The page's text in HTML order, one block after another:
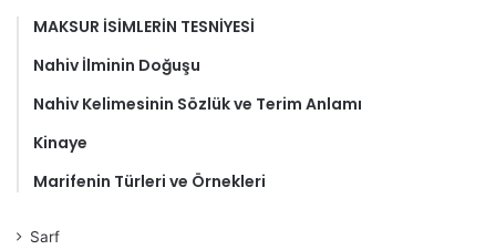
MAKSUR İSİMLERİN TESNİYESİ
Nahiv İlminin Doğuşu
Nahiv Kelimesinin Sözlük ve Terim Anlamı
Kinaye
Marifenin Türleri ve Örnekleri
Sarf